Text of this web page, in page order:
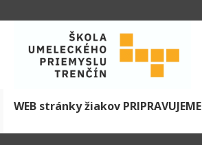
WEB stránky žiakov PRIPRAVUJEME